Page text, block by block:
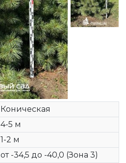
Коническая
4-5 м
1-2 м
от -34,5 до -40,0 (Зона 3)